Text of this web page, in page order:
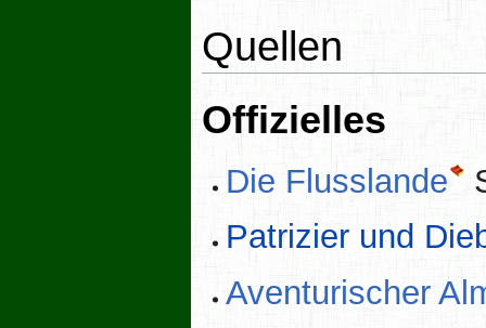
Quellen
Offizielles
Die Flusslande
Patrizier und
Aventurischer